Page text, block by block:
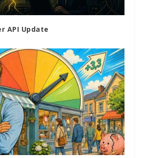
API Update